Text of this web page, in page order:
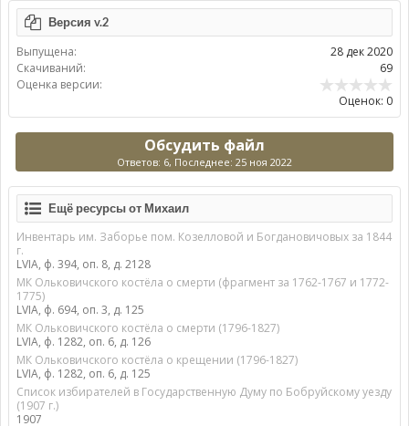
Версия v.2
Выпущена:
28 дек 2020
Скачиваний:
69
Оценка версии:
Оценок: 0
Обсудить файл
Ответов: 6, Последнее: 25 ноя 2022
Ещё ресурсы от Михаил
Инвентарь им. Заборье пом. Козелловой и Богдановичовых за 1844
г.
LVIA, ф. 394, оп. 8, д. 2128
МК Ольковичского костёла о смерти (фрагмент за 1762-1767 и 1772-
1775)
LVIA, ф. 694, оп. 3, д. 125
МК Ольковичского костёла о смерти (1796-1827)
LVIA, ф. 1282, оп. 6, д. 126
МК Ольковичского костёла о крещении (1796-1827)
LVIA, ф. 1282, оп. 6, д. 125
Список избирателей в Государственную Думу по Бобруйскому уезду
(1907 г.)
1907